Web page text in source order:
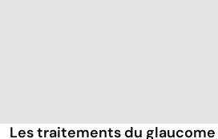
Les traitements du